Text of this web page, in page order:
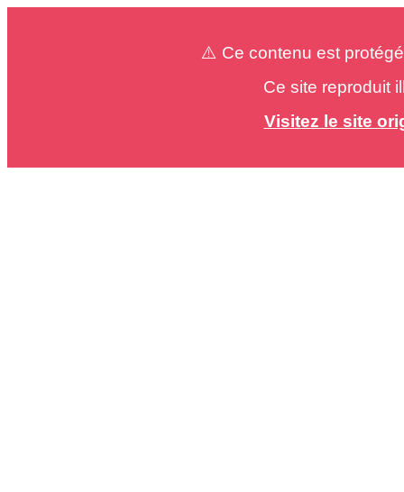
⚠️ Ce contenu est
Ce site reproduit
Visitez le site